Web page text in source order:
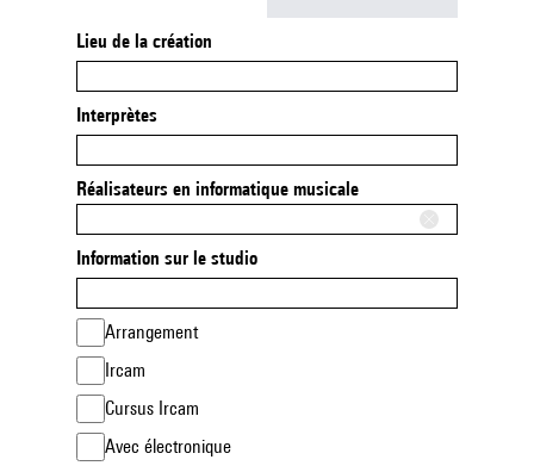
Lieu de la création
Interprètes
Réalisateurs en informatique musicale
Information sur le studio
Arrangement
Ircam
Cursus Ircam
Avec électronique